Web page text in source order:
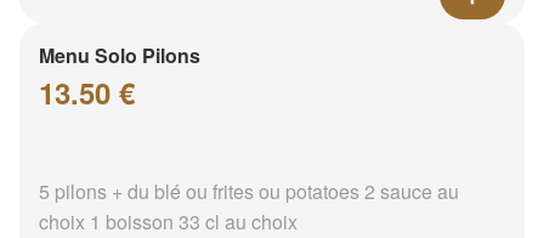
Menu Solo Pilons
13.50 €
5 pilons + du blé ou frites ou potatoes 2 sauce au
choix 1 boisson 33 cl au choix